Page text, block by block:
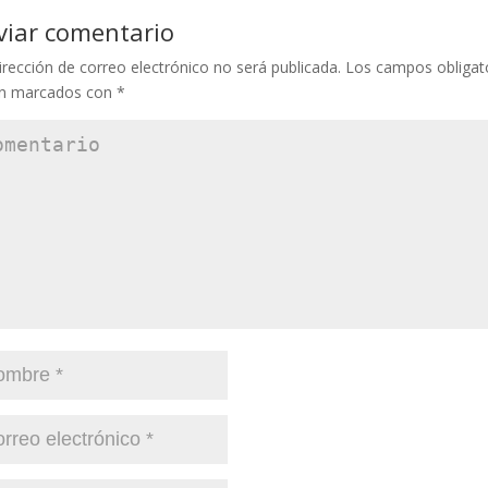
comentario
de correo electrónico no será publicada. Los campos
marcados con *